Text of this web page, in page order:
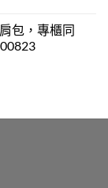
包，專櫃同